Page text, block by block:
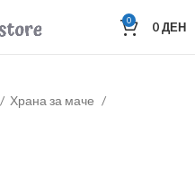
0 0ДЕН
Храна за маче